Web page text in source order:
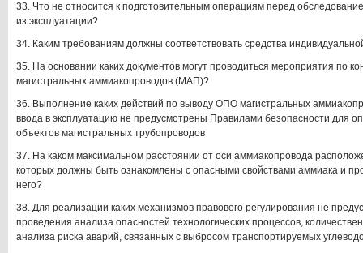
33. Что не относится к подготовительным операциям перед
из эксплуатации?
34. Каким требованиям должны соответствовать средства
35. На основании каких документов могут проводиться мероприятия по
магистральных аммиакопроводов (МАП)?
36. Выполнение каких действий по выводу ОПО магистральных
ввода в эксплуатацию не предусмотрены Правилами безопасности для
объектов магистральных трубопроводов
37. На каком максимальном расстоянии от оси аммиакопровода
которых должны быть ознакомлены с опасными свойствами аммиака и
него?
38. Для реализации каких механизмов правового регулирования не
проведения анализа опасностей технологических процессов,
анализа риска аварий, связанных с выбросом транспортируемых